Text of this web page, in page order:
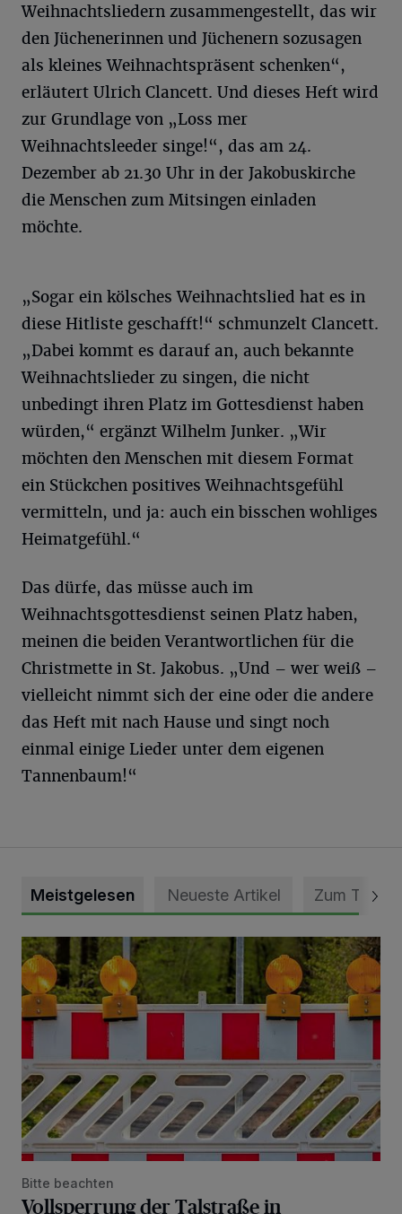
Weihnachtsliedern zusammengestellt, das wir
den Jüchenerinnen und Jüchenern sozusagen
als kleines Weihnachtspräsent schenken“,
erläutert Ulrich Clancett. Und dieses Heft wird
zur Grundlage von „Loss mer
Weihnachtsleeder singe!“, das am 24.
Dezember ab 21.30 Uhr in der Jakobuskirche
die Menschen zum Mitsingen einladen
möchte.
„Sogar ein kölsches Weihnachtslied hat es in
diese Hitliste geschafft!“ schmunzelt Clancett.
„Dabei kommt es darauf an, auch bekannte
Weihnachtslieder zu singen, die nicht
unbedingt ihren Platz im Gottesdienst haben
würden,“ ergänzt Wilhelm Junker. „Wir
möchten den Menschen mit diesem Format
ein Stückchen positives Weihnachtsgefühl
vermitteln, und ja: auch ein bisschen wohliges
Heimatgefühl.“
Das dürfe, das müsse auch im
Weihnachtsgottesdienst seinen Platz haben,
meinen die beiden Verantwortlichen für die
Christmette in St. Jakobus. „Und – wer weiß –
vielleicht nimmt sich der eine oder die andere
das Heft mit nach Hause und singt noch
einmal einige Lieder unter dem eigenen
Tannenbaum!“
Meistgelesen Neueste Artikel Zum Thema
Vollsperrung der Talstraße in Grevenbroich-Kapellen
Bitte beachten
Vollsperrung der Talstraße in